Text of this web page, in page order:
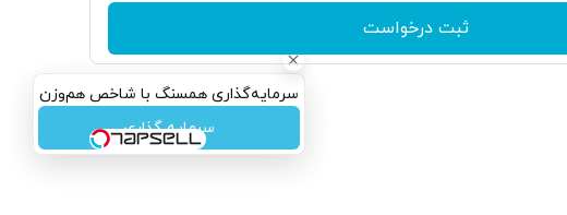
سرمایه‌گذاری همسنگ با شاخص هم‌وزن
سرمایه گذاری
ثبت درخواست